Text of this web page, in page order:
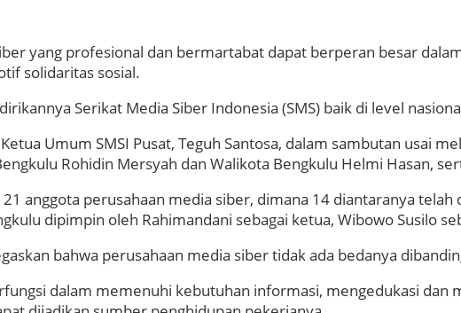
yang profesional dan bermartabat dapat berperan besar
solidaritas sosial.
Serikat Media Siber Indonesia (SMS) baik di level
Umum SMSI Pusat, Teguh Santosa, dalam sambutan usai
Rohidin Mersyah dan Walikota Bengkulu Helmi Hasan,
anggota perusahaan media siber, dimana 14 diantaranya
dipimpin oleh Rahimandani sebagai ketua, Wibowo Susilo
bahwa perusahaan media siber tidak ada bedanya
dalam memenuhi kebutuhan informasi, mengedukasi